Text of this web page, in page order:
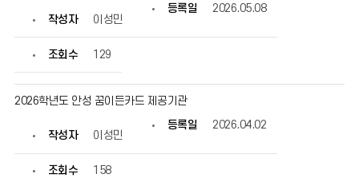
조
회
수
작성자 이성민
등록일 2026.05.08
조회수 129
2026학년도 안성 꿈이든카드 제공기관
작성자 이성민
등록일 2026.04.02
조회수 158